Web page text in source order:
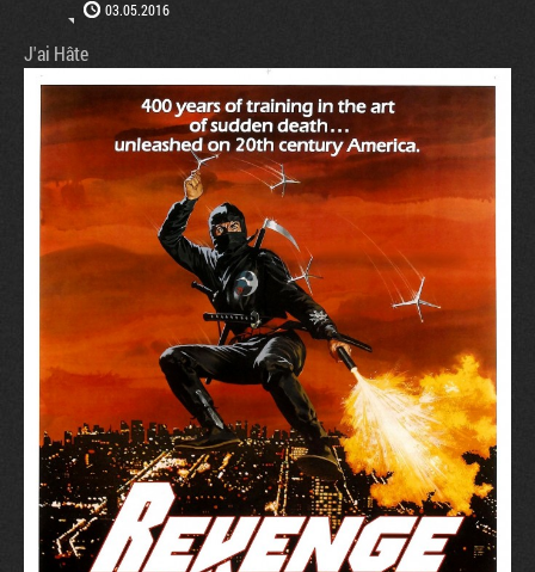
03.05.2016
J'ai Hâte